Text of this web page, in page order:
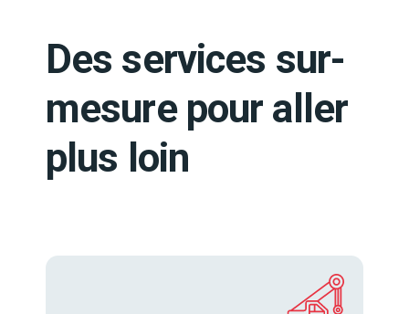
Des services sur-
mesure pour aller
plus loin